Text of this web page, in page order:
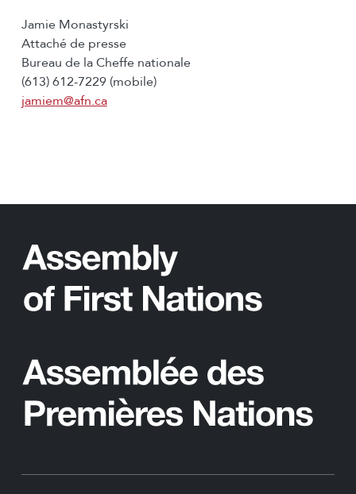
Jamie Monastyrski
Attaché de presse
Bureau de la Cheffe nationale
(613) 612-7229 (mobile)
jamiem@afn.ca